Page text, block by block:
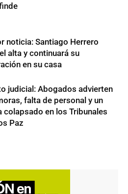
noticia: Santiago Herrero
alta y continuará su
en su casa
judicial: Abogados advierten
falta de personal y un
colapsado en los Tribunales
Paz